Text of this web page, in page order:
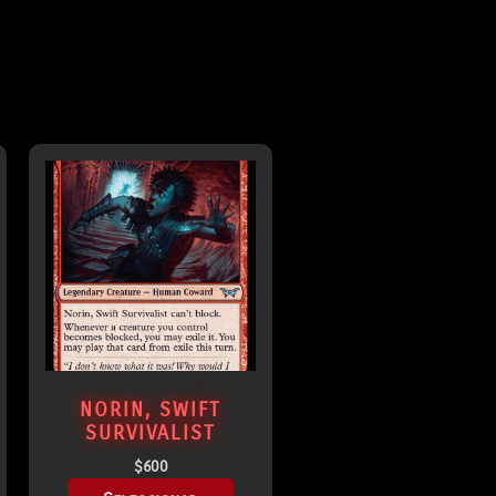
NORIN, SWIFT
SURVIVALIST
$600